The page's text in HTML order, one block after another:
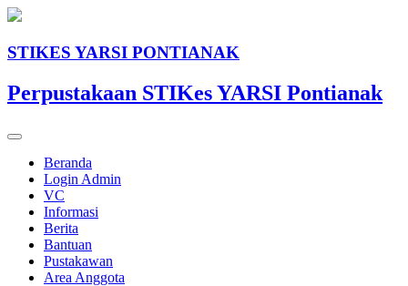
STIKES YARSI PONTIANAK
Perpustakaan STIKes YARSI Pontianak
Beranda
Login Admin
VC
Informasi
Berita
Bantuan
Pustakawan
Area Anggota